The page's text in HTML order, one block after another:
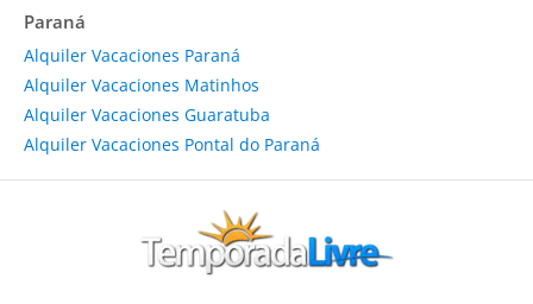
Paraná
Alquiler Vacaciones Paraná
Alquiler Vacaciones Matinhos
Alquiler Vacaciones Guaratuba
Alquiler Vacaciones Pontal do Paraná